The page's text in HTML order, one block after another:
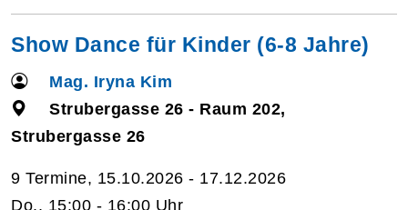
Show Dance für Kinder (6-8 Jahre)
Mag. Iryna Kim
Strubergasse 26 - Raum 202,
Strubergasse 26
9 Termine, 15.10.2026 - 17.12.2026
Do., 15:00 - 16:00 Uhr